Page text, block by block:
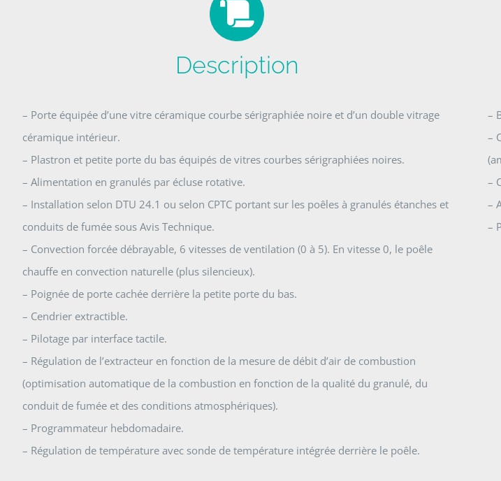
Description
– Porte équipée d’une vitre céramique courbe sérigraphiée noire et d’un double vitrage
céramique intérieur.
– Plastron et petite porte du bas équipés de vitres courbes sérigraphiées noires.
– Alimentation en granulés par écluse rotative.
– Installation selon DTU 24.1 ou selon CPTC portant sur les poêles à granulés étanches et
conduits de fumée sous Avis Technique.
– Convection forcée débrayable, 6 vitesses de ventilation (0 à 5). En vitesse 0, le poêle
chauffe en convection naturelle (plus silencieux).
– Poignée de porte cachée derrière la petite porte du bas.
– Cendrier extractible.
– Pilotage par interface tactile.
– Régulation de l’extracteur en fonction de la mesure de débit d’air de combustion
(optimisation automatique de la combustion en fonction de la qualité du granulé, du
conduit de fumée et des conditions atmosphériques).
– Programmateur hebdomadaire.
– Régulation de température avec sonde de température intégrée derrière le poêle.
–
–
–
–
–